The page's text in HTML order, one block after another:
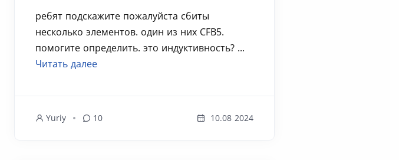
ребят подскажите пожалуйста сбиты
несколько элементов. один из них CFB5.
помогите определить. это индуктивность? ...
Читать далее
Yuriy 10 10.08 2024